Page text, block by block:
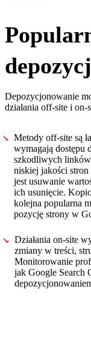
Depozycjonowanie
działania off-site i on-
Metody off-site są
wymagają dostępu
szkodliwych linków
niskiej jakości
jest usuwanie
ich usunięcie.
kolejna popularna
pozycję strony w
Działania on-site
zmiany w treści,
Monitorowanie
jak Google Search